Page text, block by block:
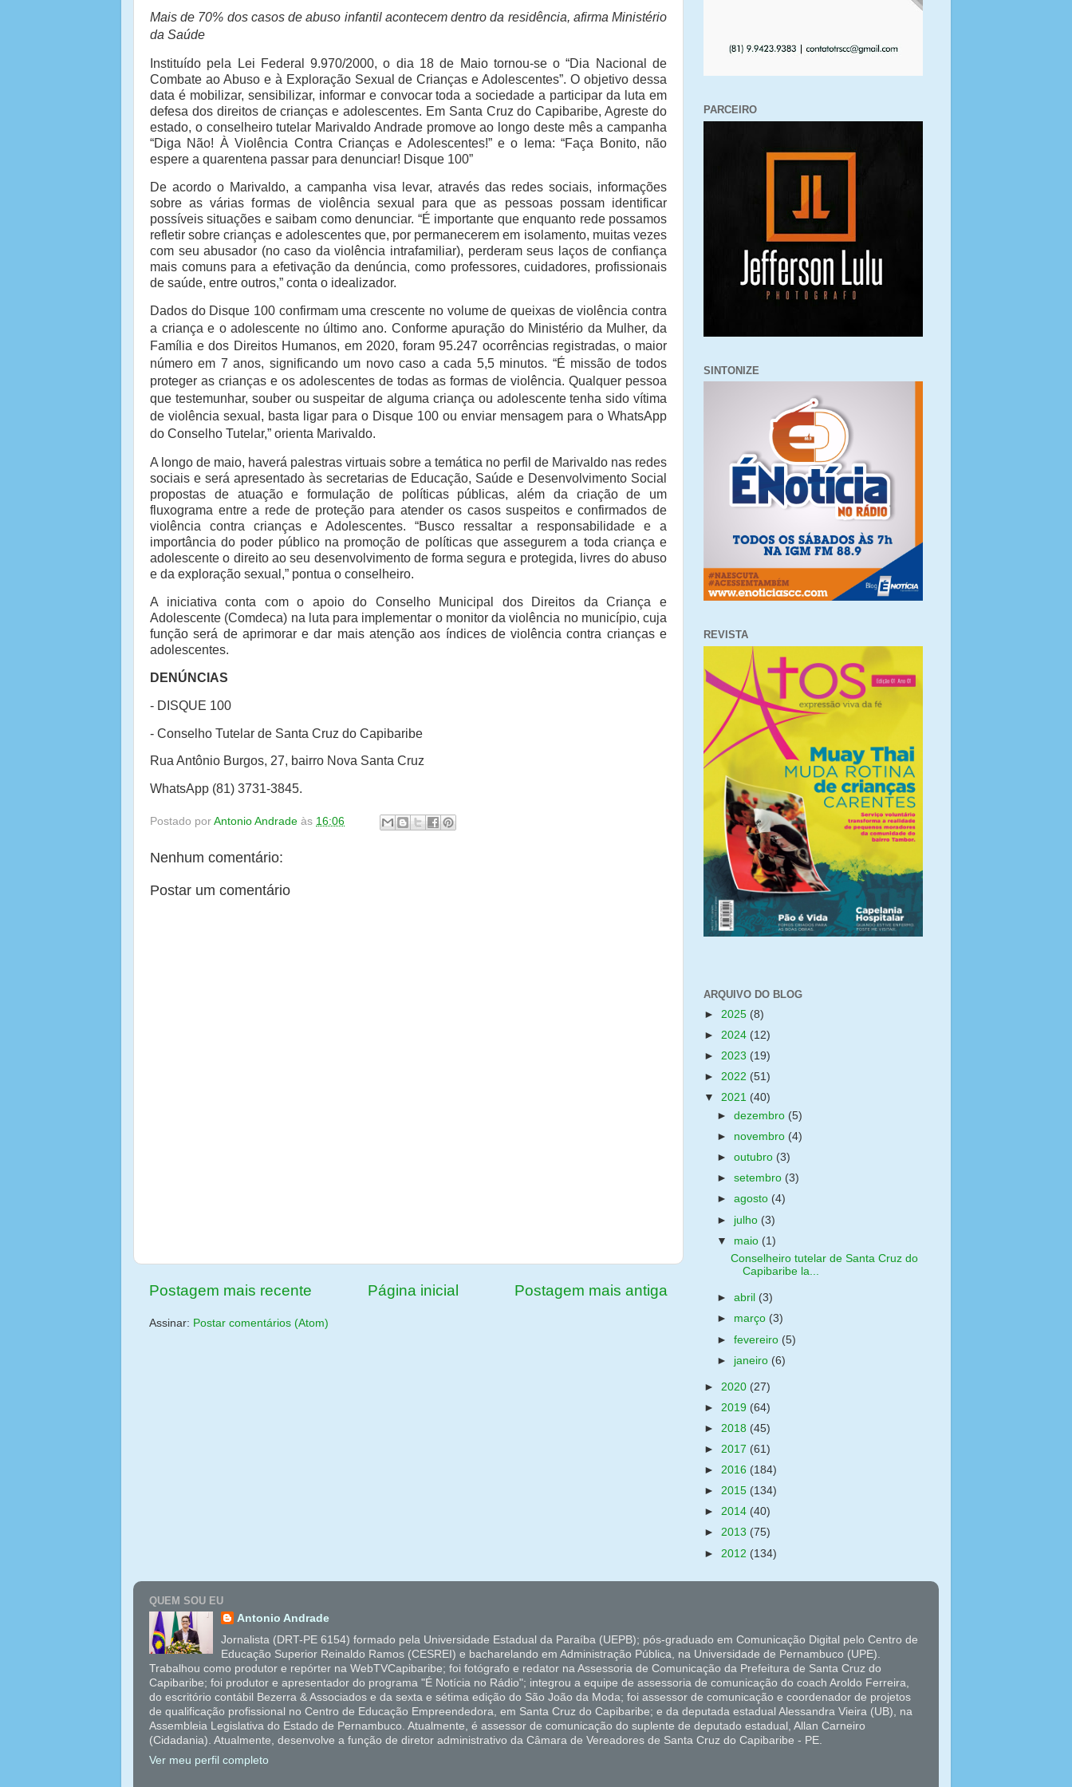
Mais de 70% dos casos de abuso infantil acontecem dentro da residência, afirma Ministério
da Saúde
Instituído pela Lei Federal 9.970/2000, o dia 18 de Maio tornou-se o “Dia Nacional de
Combate ao Abuso e à Exploração Sexual de Crianças e Adolescentes”. O objetivo dessa
data é mobilizar, sensibilizar, informar e convocar toda a sociedade a participar da luta em
defesa dos direitos de crianças e adolescentes. Em Santa Cruz do Capibaribe, Agreste do
estado, o conselheiro tutelar Marivaldo Andrade promove ao longo deste mês a campanha
“Diga Não! À Violência Contra Crianças e Adolescentes!” e o lema: “Faça Bonito, não
espere a quarentena passar para denunciar! Disque 100”
De acordo o Marivaldo, a campanha visa levar, através das redes sociais, informações
sobre as várias formas de violência sexual para que as pessoas possam identificar
possíveis situações e saibam como denunciar. “É importante que enquanto rede possamos
refletir sobre crianças e adolescentes que, por permanecerem em isolamento, muitas vezes
com seu abusador (no caso da violência intrafamiliar), perderam seus laços de confiança
mais comuns para a efetivação da denúncia, como professores, cuidadores, profissionais
de saúde, entre outros,” conta o idealizador.
Dados do Disque 100 confirmam uma crescente no volume de queixas de violência contra
a criança e o adolescente no último ano. Conforme apuração do Ministério da Mulher, da
Família e dos Direitos Humanos, em 2020, foram 95.247 ocorrências registradas, o maior
número em 7 anos, significando um novo caso a cada 5,5 minutos. “É missão de todos
proteger as crianças e os adolescentes de todas as formas de violência. Qualquer pessoa
que testemunhar, souber ou suspeitar de alguma criança ou adolescente tenha sido vítima
de violência sexual, basta ligar para o Disque 100 ou enviar mensagem para o WhatsApp
do Conselho Tutelar,” orienta Marivaldo.
A longo de maio, haverá palestras virtuais sobre a temática no perfil de Marivaldo nas redes
sociais e será apresentado às secretarias de Educação, Saúde e Desenvolvimento Social
propostas de atuação e formulação de políticas públicas, além da criação de um
fluxograma entre a rede de proteção para atender os casos suspeitos e confirmados de
violência contra crianças e Adolescentes. “Busco ressaltar a responsabilidade e a
importância do poder público na promoção de políticas que assegurem a toda criança e
adolescente o direito ao seu desenvolvimento de forma segura e protegida, livres do abuso
e da exploração sexual,” pontua o conselheiro.
A iniciativa conta com o apoio do Conselho Municipal dos Direitos da Criança e
Adolescente (Comdeca) na luta para implementar o monitor da violência no município, cuja
função será de aprimorar e dar mais atenção aos índices de violência contra crianças e
adolescentes.
DENÚNCIAS
- DISQUE 100
- Conselho Tutelar de Santa Cruz do Capibaribe
Rua Antônio Burgos, 27, bairro Nova Santa Cruz
WhatsApp (81) 3731-3845.
Postado por Antonio Andrade às 16:06
Nenhum comentário:
Postar um comentário
Postagem mais recente Postagem mais antiga
Página inicial
Assinar: Postar comentários (Atom)
PARCEIRO
SINTONIZE
REVISTA
ARQUIVO DO BLOG
► 2025 (8)
► 2024 (12)
► 2023 (19)
► 2022 (51)
▼ 2021 (40)
►dezembro (5)
► novembro (4)
►outubro (3)
►setembro (3)
►agosto (4)
► julho (3)
▼ maio (1)
Conselheiro tutelar de Santa Cruz do
Capibaribe la...
►abril (3)
► março (3)
►fevereiro (5)
► janeiro (6)
► 2020 (27)
► 2019 (64)
► 2018 (45)
► 2017 (61)
► 2016 (184)
► 2015 (134)
► 2014 (40)
► 2013 (75)
► 2012 (134)
QUEM SOU EU
Antonio Andrade
Jornalista (DRT-PE 6154) formado pela Universidade Estadual da Paraíba (UEPB); pós-graduado em Comunicação Digital pelo Centro de
Educação Superior Reinaldo Ramos (CESREI) e bacharelando em Administração Pública, na Universidade de Pernambuco (UPE).
Trabalhou como produtor e repórter na WebTVCapibaribe; foi fotógrafo e redator na Assessoria de Comunicação da Prefeitura de Santa Cruz do
Capibaribe; foi produtor e apresentador do programa "É Notícia no Rádio"; integrou a equipe de assessoria de comunicação do coach Aroldo Ferreira,
do escritório contábil Bezerra & Associados e da sexta e sétima edição do São João da Moda; foi assessor de comunicação e coordenador de projetos
de qualificação profissional no Centro de Educação Empreendedora, em Santa Cruz do Capibaribe; e da deputada estadual Alessandra Vieira (UB), na
Assembleia Legislativa do Estado de Pernambuco. Atualmente, é assessor de comunicação do suplente de deputado estadual, Allan Carneiro
(Cidadania). Atualmente, desenvolve a função de diretor administrativo da Câmara de Vereadores de Santa Cruz do Capibaribe - PE.
Ver meu perfil completo